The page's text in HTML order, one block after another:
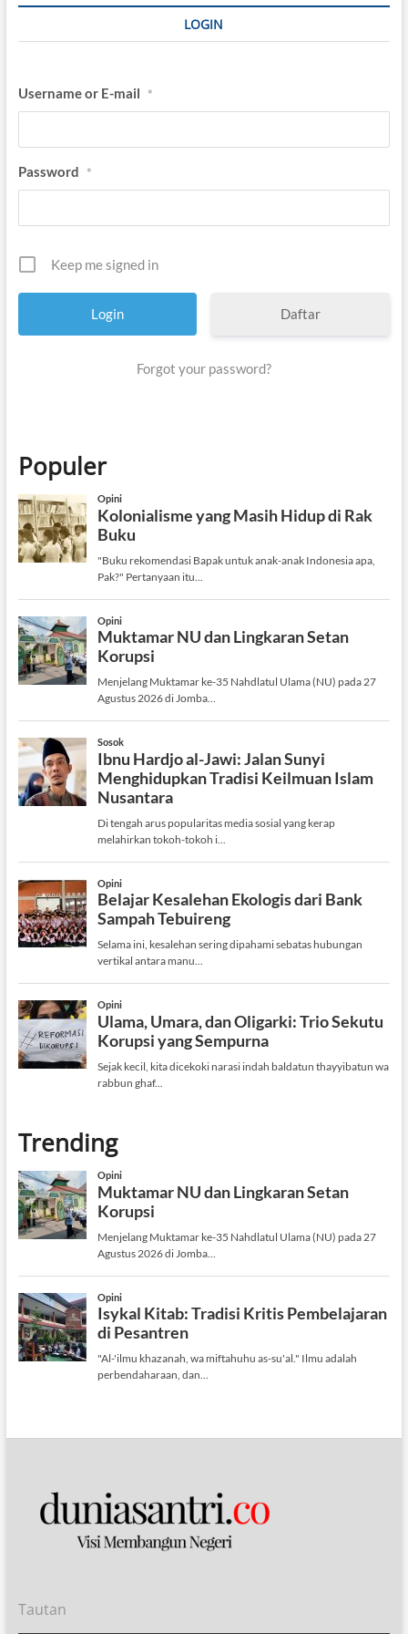
LOGIN
Username or E-mail *
Password *
Keep me signed in
Daftar
Forgot your password?
Populer
Trending
Tautan